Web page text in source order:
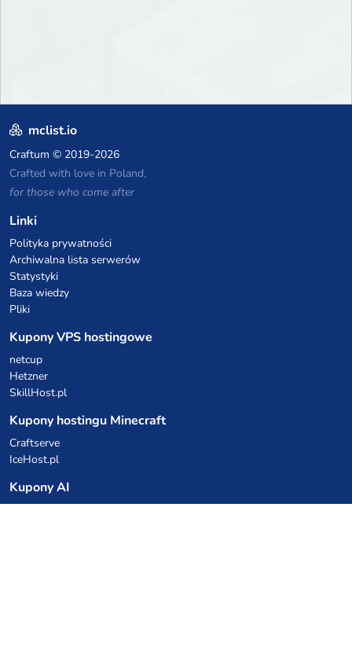
mclist.io
Craftum © 2019-2026
Crafted with love in Poland,
for those who come after
Linki
Polityka prywatności
Archiwalna lista serwerów
Statystyki
Baza wiedzy
Pliki
Kupony VPS hostingowe
netcup
Hetzner
SkillHost.pl
Kupony hostingu Minecraft
Craftserve
IceHost.pl
Kupony AI